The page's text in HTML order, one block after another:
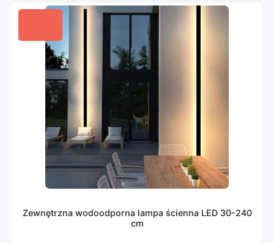
Zewnętrzna wodoodporna lampa ścienna LED 30-240
cm